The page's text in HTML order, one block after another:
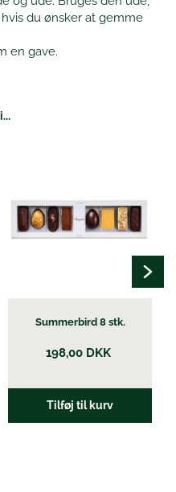
du ønsker at gemme
en gave.
Summerbird 8 stk.
198,00 DKK
Tilføj til kurv